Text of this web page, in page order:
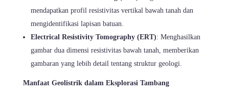
mendapatkan profil resistivitas vertikal bawah tanah dan
mengidentifikasi lapisan batuan.
Electrical Resistivity Tomography (ERT): Menghasilkan
gambar dua dimensi resistivitas bawah tanah, memberikan
gambaran yang lebih detail tentang struktur geologi.
Manfaat Geolistrik dalam Eksplorasi Tambang